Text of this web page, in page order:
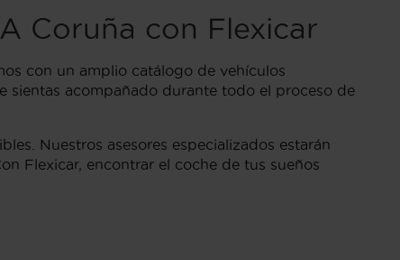
Coruña con Flexicar
con un amplio catálogo de vehículos
sientas acompañado durante todo el proceso de
Nuestros asesores especializados estarán
Flexicar, encontrar el coche de tus sueños